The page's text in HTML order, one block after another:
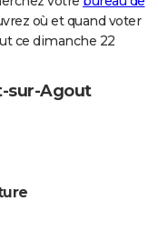
où et quand voter
ce dimanche 22
sur-Agout